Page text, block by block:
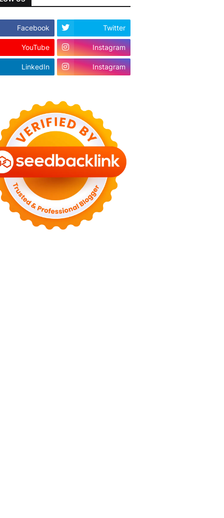
Facebook Twitter
YouTube Instagram
LinkedIn Instagram